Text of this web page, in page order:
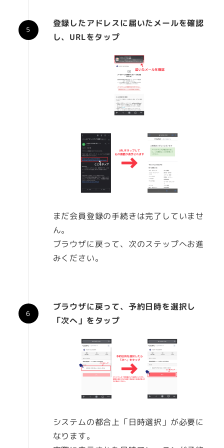
登録したアドレスに届いたメールを確認
し、URLをタップ
まだ会員登録の手続きは完了していませ
ん。
ブラウザに戻って、次のステップへお進
みください。
ブラウザに戻って、予約日時を選択し
「次へ」をタップ
システムの都合上「日時選択」が必要に
なります。